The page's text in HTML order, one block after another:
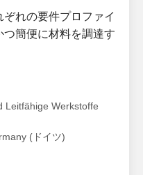
れの要件プロファイ
簡便に材料を調達す
Leitfähige Werkstoffe
(ドイツ)